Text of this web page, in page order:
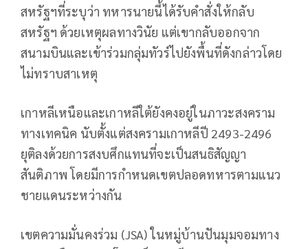
สหรัฐฯที่ระบุว่า ทหารนายนี้ได้รับคำสั่งให้กลับ
สหรัฐฯ ด้วยเหตุผลทางวินัย แต่เขากลับออกจาก
สนามบินและเข้าร่วมกลุ่มทัวร์ไปยังพื้นที่ดังกล่าวโดย
ไม่ทราบสาเหตุ
เกาหลีเหนือและเกาหลีใต้ยังคงอยู่ในภาวะสงคราม
ทางเทคนิค นับตั้งแต่สงครามเกาหลีปี 2493-2496
ยุติลงด้วยการสงบศึกแทนที่จะเป็นสนธิสัญญา
สันติภาพ โดยมีการกำหนดเขตปลอดทหารตามแนว
ชายแดนระหว่างกัน
เขตความมั่นคงร่วม (JSA) ในหมู่บ้านปันมุมจอมทาง